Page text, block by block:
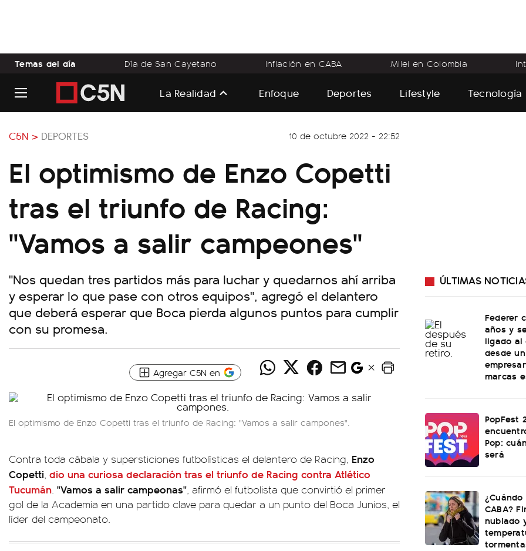
Temas del día Día de San Cayetano Inflación en CABA Milei en Colombia
La Realidad Enfoque Deportes Lifestyle Tecnología
C5N > DEPORTES 10 de octubre 2022 - 22:52
El optimismo de Enzo Copetti
tras el triunfo de Racing:
"Vamos a salir campeones"
"Nos quedan tres partidos más para luchar y quedarnos ahí arriba
y esperar lo que pase con otros equipos", agregó el delantero
que deberá esperar que Boca pierda algunos puntos para cumplir
con su promesa.
Agregar C5N en
El optimismo de Enzo Copetti tras el triunfo de Racing: "Vamos a salir campones".
Contra toda cábala y supersticiones futbolísticas el delantero de Racing, Enzo
Copetti, dio una curiosa declaración tras el triunfo de Racing contra Atlético
Tucumán. "Vamos a salir campeonas", afirmó el futbolista que convirtió el primer
gol de la Academia en una partido clave para quedar a un punto del Boca Junios, el
líder del campeonato.
ÚLTIMAS
Federer
años y
ligado
desde
marcas
PopFest
Pop:
será
CABA?
nublado